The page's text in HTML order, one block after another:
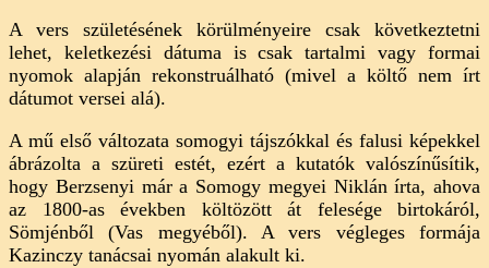
A vers születésének körülményeire csak következtetni
lehet, keletkezési dátuma is csak tartalmi vagy formai
nyomok alapján rekonstruálható (mivel a költő nem írt
dátumot versei alá).
A mű első változata somogyi tájszókkal és falusi képekkel
ábrázolta a szüreti estét, ezért a kutatók valószínűsítik,
hogy Berzsenyi már a Somogy megyei Niklán írta, ahova
az 1800-as években költözött át felesége birtokáról,
Sömjénből (Vas megyéből). A vers végleges formája
Kazinczy tanácsai nyomán alakult ki.